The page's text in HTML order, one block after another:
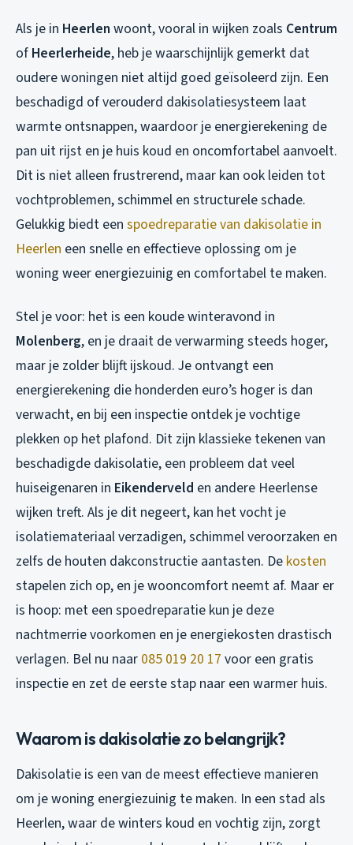
Als je in Heerlen woont, vooral in wijken zoals Centrum
of Heerlerheide, heb je waarschijnlijk gemerkt dat
oudere woningen niet altijd goed geïsoleerd zijn. Een
beschadigd of verouderd dakisolatiesysteem laat
warmte ontsnappen, waardoor je energierekening de
pan uit rijst en je huis koud en oncomfortabel aanvoelt.
Dit is niet alleen frustrerend, maar kan ook leiden tot
vochtproblemen, schimmel en structurele schade.
Gelukkig biedt een spoedreparatie van dakisolatie in
Heerlen een snelle en effectieve oplossing om je
woning weer energiezuinig en comfortabel te maken.
Stel je voor: het is een koude winteravond in
Molenberg, en je draait de verwarming steeds hoger,
maar je zolder blijft ijskoud. Je ontvangt een
energierekening die honderden euro’s hoger is dan
verwacht, en bij een inspectie ontdek je vochtige
plekken op het plafond. Dit zijn klassieke tekenen van
beschadigde dakisolatie, een probleem dat veel
huiseigenaren in Eikenderveld en andere Heerlense
wijken treft. Als je dit negeert, kan het vocht je
isolatiemateriaal verzadigen, schimmel veroorzaken en
zelfs de houten dakconstructie aantasten. De kosten
stapelen zich op, en je wooncomfort neemt af. Maar er
is hoop: met een spoedreparatie kun je deze
nachtmerrie voorkomen en je energiekosten drastisch
verlagen. Bel nu naar 085 019 20 17 voor een gratis
inspectie en zet de eerste stap naar een warmer huis.
Waarom is dakisolatie zo belangrijk?
Dakisolatie is een van de meest effectieve manieren
om je woning energiezuinig te maken. In een stad als
Heerlen, waar de winters koud en vochtig zijn, zorgt